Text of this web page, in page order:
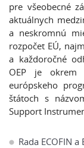
pre všeobecné
aktuálnych
a neskromnú
rozpočet EÚ,
a každoročné
OEP je okrem
európskeho
štátoch s
Support
Rada ECOFIN